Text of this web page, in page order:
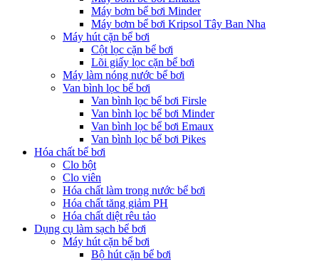
Máy bơm bể bơi Minder
Máy bơm bể bơi Kripsol Tây Ban Nha
Máy hút cặn bể bơi
Cột lọc cặn bể bơi
Lõi giấy lọc cặn bể bơi
Máy làm nóng nước bể bơi
Van bình lọc bể bơi
Van bình lọc bể bơi Firsle
Van bình lọc bể bơi Minder
Van bình lọc bể bơi Emaux
Van bình lọc bể bơi Pikes
Hóa chất bể bơi
Clo bột
Clo viên
Hóa chất làm trong nước bể bơi
Hóa chất tăng giảm PH
Hóa chất diệt rêu tảo
Dụng cụ làm sạch bể bơi
Máy hút cặn bể bơi
Bộ hút cặn bể bơi